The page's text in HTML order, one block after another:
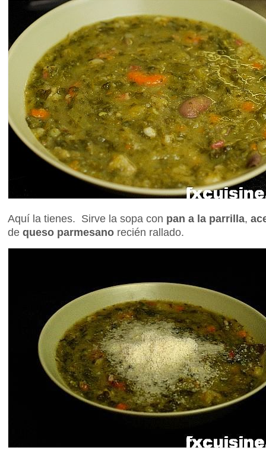
Aquí la tienes. Sirve la sopa con pan a la parrilla,
de queso parmesano recién rallado.